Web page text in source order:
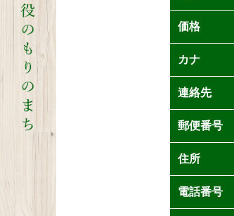
価格
カナ
連絡先
郵便番号
住所
電話番号